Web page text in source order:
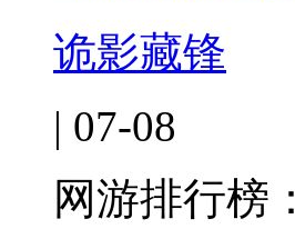
诡影藏锋
| 07-08
网游排行榜：